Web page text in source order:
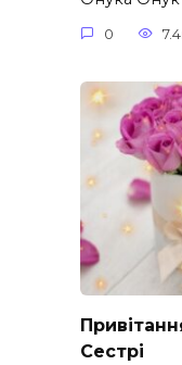
0
Сестрі